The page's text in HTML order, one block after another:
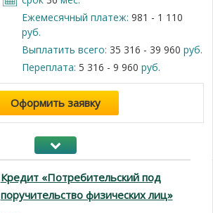
Ежемесячный платеж: 981 - 1 110
руб.
Выплатить всего: 35 316 - 39 960 руб.
Переплата: 5 316 - 9 960 руб.
Оформить заявку
Кредит «Потребительский под
поручительство физических лиц»